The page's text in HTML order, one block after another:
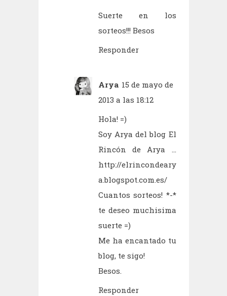
Suerte en los
sorteos!!! Besos
Responder
Arya 15 de mayo de
2013 a las 18:12
Hola! =)
Soy Arya del blog El
Rincón de Arya ...
http://elrincondeary
a.blogspot.com.es/
Cuantos sorteos! *-*
te deseo muchisima
suerte =)
Me ha encantado tu
blog, te sigo!
Besos.
Responder